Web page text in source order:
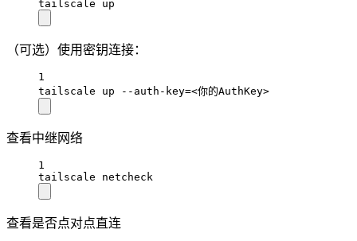
tailscale up
（可选）使用密钥连接：
1
tailscale up --auth-key=<你的AuthKey>
查看中继网络
1
tailscale netcheck
查看是否点对点直连